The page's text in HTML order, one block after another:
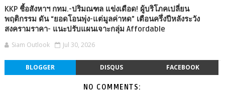
KKP ชี้อสังหาฯ กทม.-ปริมณฑล แข่งเดือด! ผู้บริโภคเปลี่ยน
พฤติกรรม ดัน “ยอดโอนพุ่ง-แต่มูลค่าหด” เตือนครึ่งปีหลังระวัง
สงครามราคา- แนะปรับแผนเจาะกลุ่ม Affordable
Siam Outlook Jul 30, 2026
BLOGGER DISQUS FACEBOOK
NO COMMENTS: